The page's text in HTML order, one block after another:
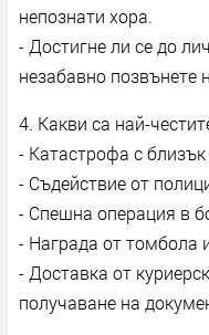
непознати хора.
- Достигне ли се до
незабавно позвънете
4. Какви са най-
- Катастрофа с близък
- Съдействие от
- Спешна операция в
- Награда от томбола
- Доставка от
получаване на